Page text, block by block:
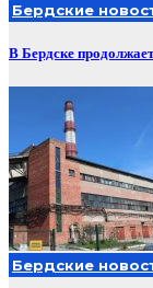
Бердские
В Бердске
Бердские